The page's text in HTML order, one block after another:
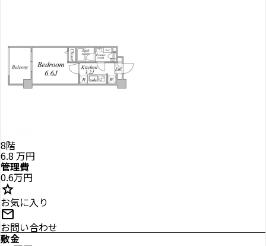
8階
6.8 万円
管理費
0.6万円
star
お気に入り
mail
お問い合わせ
敷金